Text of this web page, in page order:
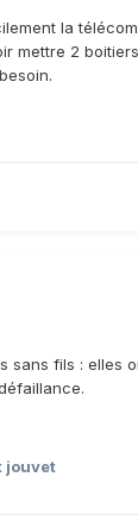
la
mettre 2
sans fils : elles
jouvet